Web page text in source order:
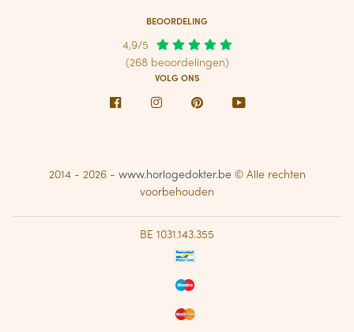
BEOORDELING
4,9/5
(268 beoordelingen)
VOLG ONS
Facebook Instagram PinterestYoutube
2014 - 2026 - www.horlogedokter.be© Alle rechten
voorbehouden
BE 1031.143.355